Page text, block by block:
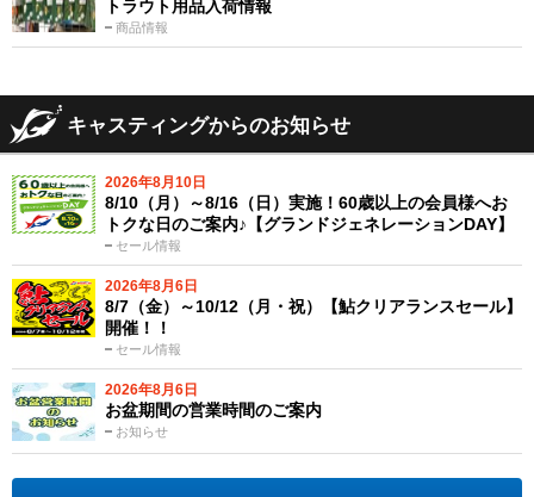
商品情報
トラウト用品入荷情報
キャスティングからのお知らせ
2026年8月10日
セール情報
8/10（月）～8/16（日）実施！60歳以上の会員様へお
トクな日のご案内♪【グランドジェネレーションDAY】
2026年8月6日
セール情報
8/7（金）～10/12（月・祝）【鮎クリアランスセール】
開催！！
2026年8月6日
お知らせ
お盆期間の営業時間のご案内